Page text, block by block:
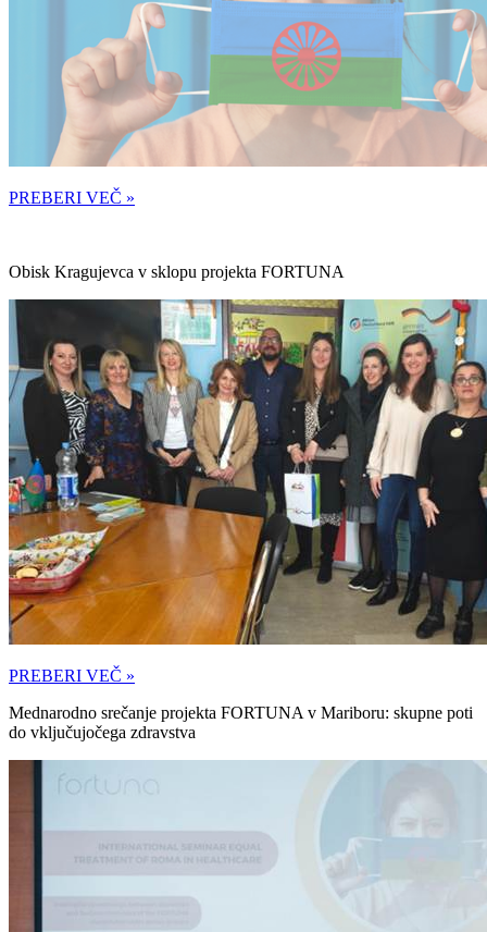
PREBERI VEČ »
Obisk Kragujevca v sklopu projekta FORTUNA
PREBERI VEČ »
Mednarodno srečanje projekta FORTUNA v Mariboru: skupne poti
do vključujočega zdravstva